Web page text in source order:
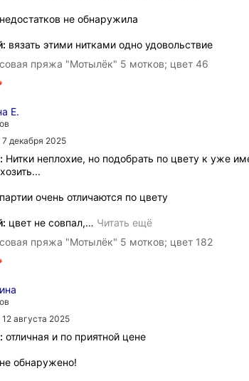
недостатков не обнаружила
вязать этими нитками одно удовольствие
пряжа "Мотылёк" 5 мотков; цвет 46
Е.
7 декабря 2025
Нитки неплохие, но подобрать по цвету к уже
партии очень отличаются по цвету
цвет не совпал,… Читать ещё
пряжа "Мотылёк" 5 мотков; цвет 182
12 августа 2025
отличная и по приятной цене
не обнаружено!